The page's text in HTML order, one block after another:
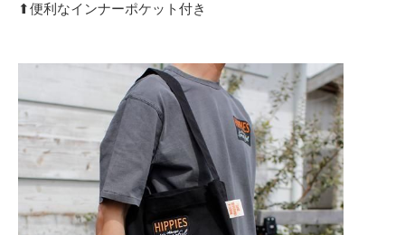
⬆︎便利なインナーポケット付き